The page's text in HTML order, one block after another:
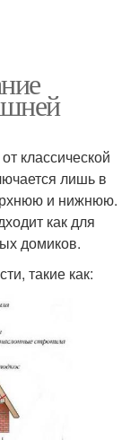
классической
лишь в
и нижнюю.
как для
домиков.
такие как: